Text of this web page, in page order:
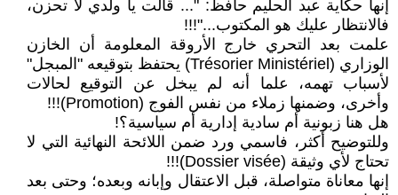
إنها حكاية عبد الحليم حافظ: "... قالت يا ولدي لا تحزن،
فالانتظار عليك هو المكتوب..."!!!
علمت بعد التحري خارج الأروقة المعلومة أن الخازن
الوزاري (Trésorier Ministériel) يحتفظ بتوقيعه "المبجل"
لأسباب تهمه، علما أنه لم يبخل عن التوقيع لحالات
وأخرى، وضمنها زملاء من نفس الفوج (Promotion)!!!
هل هنا زبونية أم سادية إدارية أم سياسية؟!
وللتوضيح أكثر، فاسمي ورد ضمن اللائحة النهائية التي لا
تحتاج لأي وثيقة (Dossier visée)!!!
إنها معاناة متواصلة، قبل الاعتقال وإبانه وبعده؛ وحتى بعد